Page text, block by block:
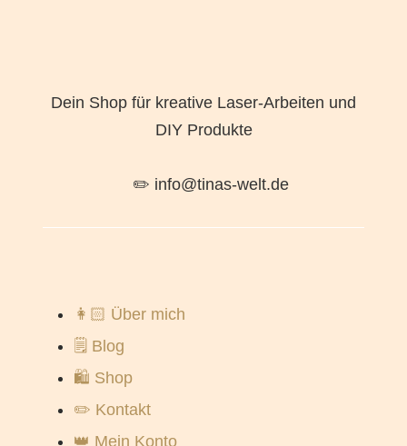
Dein Shop für kreative Laser-Arbeiten und
DIY Produkte
✏️ info@tinas-welt.de
👩🏻 Über mich
🗒️ Blog
🛍️ Shop
✏️ Kontakt
👑 Mein Konto